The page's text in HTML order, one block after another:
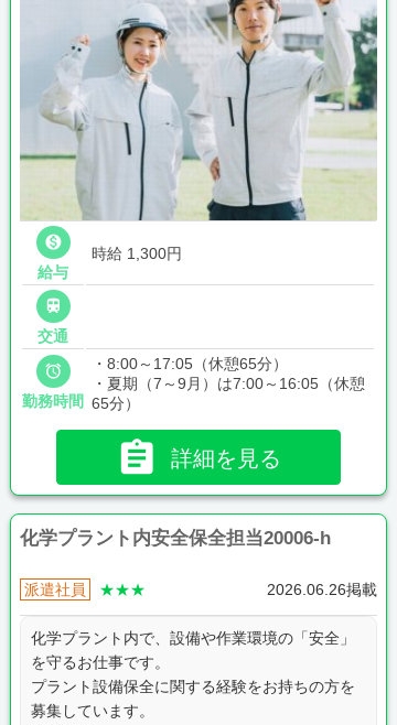

給与
時給 1,300円

交通

勤務時間
・8:00～17:05（休憩65分）
・夏期（7～9月）は7:00～16:05（休憩
65分）
 詳細を見る
化学プラント内安全保全担当20006-h
派遣社員 ★★★ 2026.06.26掲載
化学プラント内で、設備や作業環境の「安全」
を守るお仕事です。
プラント設備保全に関する経験をお持ちの方を
募集しています。